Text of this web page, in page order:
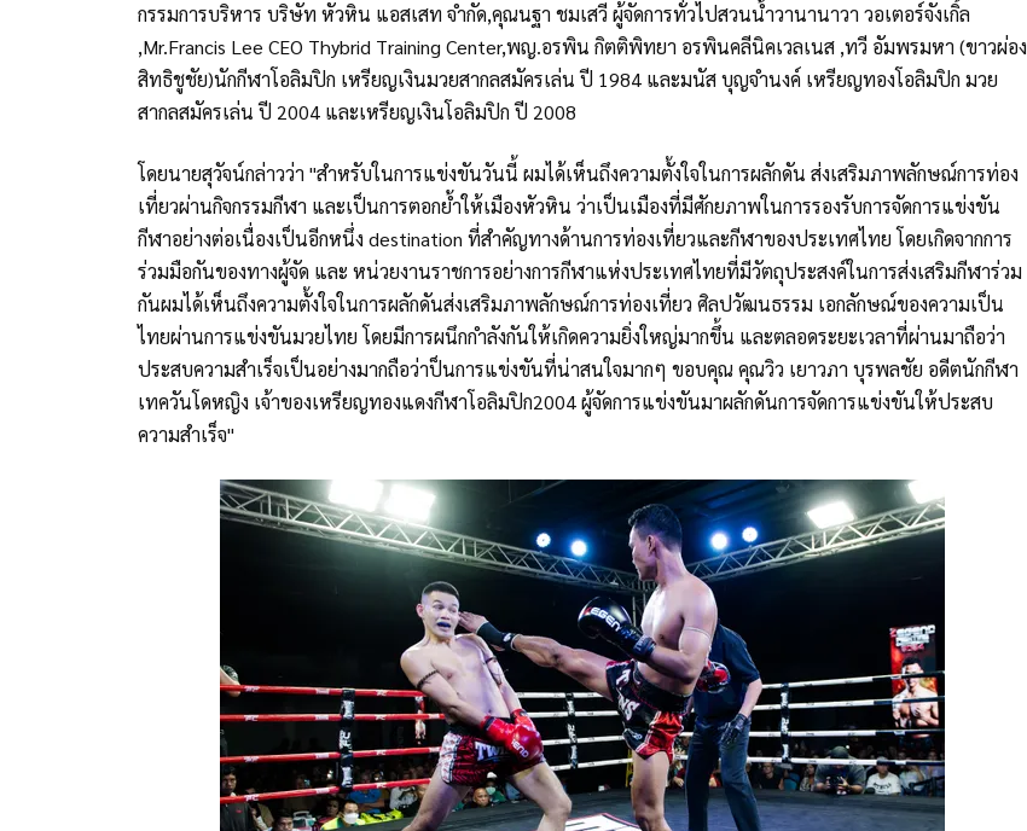
กรรมการบริหาร บริษัท หัวหิน แอสเสท จำกัด,คุณนฐา ชมเสวี ผู้จัดการทั่วไปสวนน้ำวานานาวา วอเตอร์จังเกิ้ล
,Mr.Francis Lee CEO Thybrid Training Center,พญ.อรพิน กิตติพิทยา อรพินคลีนิคเวลเนส ,ทวี อัมพรมหา (ขาวผ่อง
สิทธิชูชัย)นักกีฬาโอลิมปิก เหรียญเงินมวยสากลสมัครเล่น ปี 1984 และมนัส บุญจำนงค์ เหรียญทองโอลิมปิก มวย
สากลสมัครเล่น ปี 2004 และเหรียญเงินโอลิมปิก ปี 2008
โดยนายสุวัจน์กล่าวว่า "สำหรับในการแข่งขันวันนี้ ผมได้เห็นถึงความตั้งใจในการผลักดัน ส่งเสริมภาพลักษณ์การท่อง
เที่ยวผ่านกิจกรรมกีฬา และเป็นการตอกย้ำให้เมืองหัวหิน ว่าเป็นเมืองที่มีศักยภาพในการรองรับการจัดการแข่งขัน
กีฬาอย่างต่อเนื่องเป็นอีกหนึ่ง destination ที่สำคัญทางด้านการท่องเที่ยวและกีฬาของประเทศไทย โดยเกิดจากการ
ร่วมมือกันของทางผู้จัด และ หน่วยงานราชการอย่างการกีฬาแห่งประเทศไทยที่มีวัตถุประสงค์ในการส่งเสริมกีฬาร่วม
กันผมได้เห็นถึงความตั้งใจในการผลักดันส่งเสริมภาพลักษณ์การท่องเที่ยว ศิลปวัฒนธรรม เอกลักษณ์ของความเป็น
ไทยผ่านการแข่งขันมวยไทย โดยมีการผนึกกำลังกันให้เกิดความยิ่งใหญ่มากขึ้น และตลอดระยะเวลาที่ผ่านมาถือว่า
ประสบความสำเร็จเป็นอย่างมากถือว่าป็นการแข่งขันที่น่าสนใจมากๆ ขอบคุณ คุณวิว เยาวภา บุรพลชัย อดีตนักกีฬา
เทควันโดหญิง เจ้าของเหรียญทองแดงกีฬาโอลิมปิก2004 ผู้จัดการแข่งขันมาผลักดันการจัดการแข่งขันให้ประสบ
ความสำเร็จ"